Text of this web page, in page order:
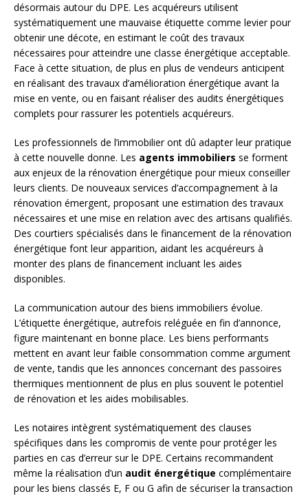
désormais autour du DPE. Les acquéreurs utilisent
systématiquement une mauvaise étiquette comme levier pour
obtenir une décote, en estimant le coût des travaux
nécessaires pour atteindre une classe énergétique acceptable.
Face à cette situation, de plus en plus de vendeurs anticipent
en réalisant des travaux d’amélioration énergétique avant la
mise en vente, ou en faisant réaliser des audits énergétiques
complets pour rassurer les potentiels acquéreurs.
Les professionnels de l’immobilier ont dû adapter leur pratique
à cette nouvelle donne. Les agents immobiliers se forment
aux enjeux de la rénovation énergétique pour mieux conseiller
leurs clients. De nouveaux services d’accompagnement à la
rénovation émergent, proposant une estimation des travaux
nécessaires et une mise en relation avec des artisans qualifiés.
Des courtiers spécialisés dans le financement de la rénovation
énergétique font leur apparition, aidant les acquéreurs à
monter des plans de financement incluant les aides
disponibles.
La communication autour des biens immobiliers évolue.
L’étiquette énergétique, autrefois reléguée en fin d’annonce,
figure maintenant en bonne place. Les biens performants
mettent en avant leur faible consommation comme argument
de vente, tandis que les annonces concernant des passoires
thermiques mentionnent de plus en plus souvent le potentiel
de rénovation et les aides mobilisables.
Les notaires intègrent systématiquement des clauses
spécifiques dans les compromis de vente pour protéger les
parties en cas d’erreur sur le DPE. Certains recommandent
même la réalisation d’un audit énergétique complémentaire
pour les biens classés E, F ou G afin de sécuriser la transaction